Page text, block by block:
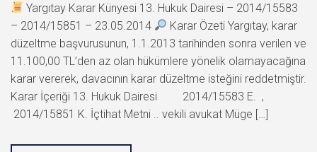
Yargıtay Karar Künyesi 13. Hukuk Dairesi – 2014/15583
– 2014/15851 – 23.05.2014
Karar Özeti Yargıtay, karar
düzeltme başvurusunun, 1.1.2013 tarihinden sonra verilen ve
11.100,00 TL’den az olan hükümlere yönelik olamayacağına
karar vererek, davacının karar düzeltme isteğini reddetmiştir.
Karar İçeriği 13. Hukuk Dairesi 2014/15583 E. ,
2014/15851 K. İçtihat Metni .. vekili avukat Müge […]